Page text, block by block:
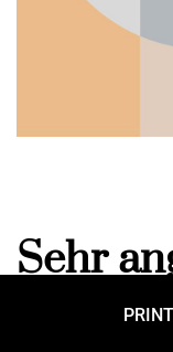
Sehr
Johann!
PRINT